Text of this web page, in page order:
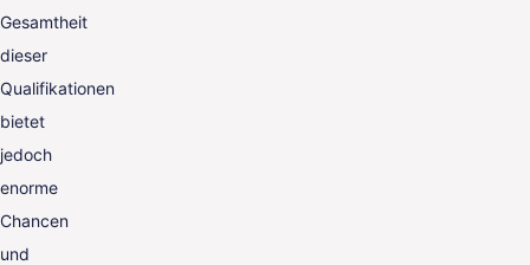
Gesamtheit
dieser
Qualifikationen
bietet
jedoch
enorme
Chancen
und